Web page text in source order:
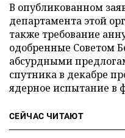
В опубликованном
департамента этой
также требование
одобренные Советом
абсурдными
спутника в декабре
ядерное испытание в
СЕЙЧАС ЧИТАЮТ